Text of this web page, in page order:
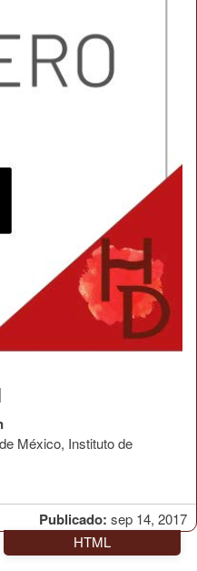
Publicado: sep 14, 2017
México, Instituto de
HTML